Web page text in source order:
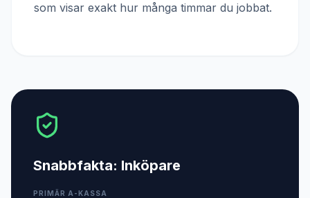
som visar exakt hur många timmar du jobbat.
Snabbfakta: Inköpare
PRIMÄR A-KASSA